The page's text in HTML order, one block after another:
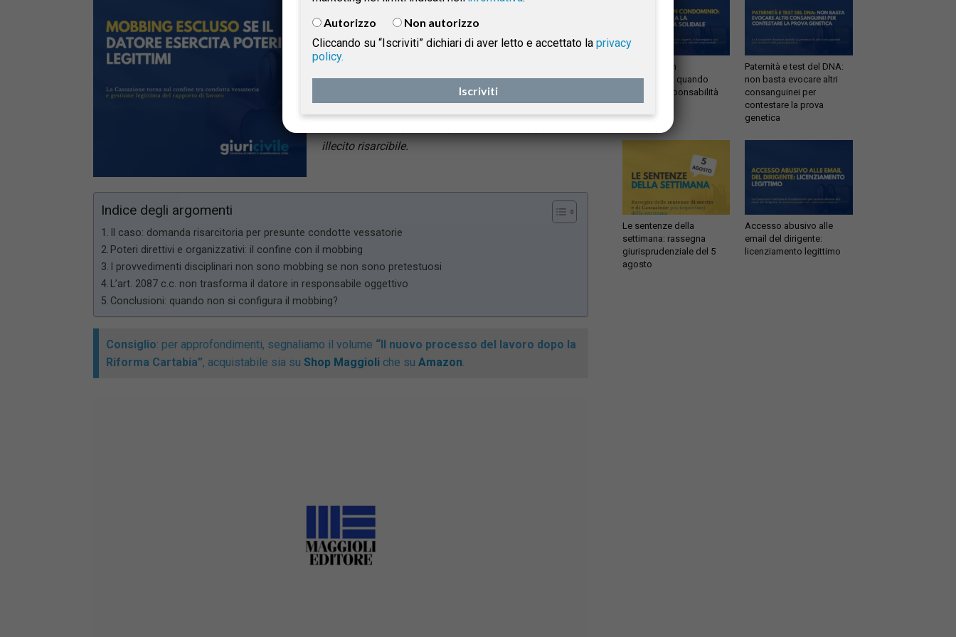
quando il lavoratore percepisce l’esercizio del potere
datoriale come una forma di pressione personale. La
sul confine tra condotta vessatoria e gestione
legittima del rapporto di lavoro, ribadendo che non
illecito risarcibile.
Indice degli argomenti
Il caso: domanda risarcitoria per presunte condotte vessatorie
Poteri direttivi e organizzativi: il confine con il mobbing
I provvedimenti disciplinari non sono mobbing se non sono pretestuosi
L’art. 2087 c.c. non trasforma il datore in responsabile oggettivo
Conclusioni: quando non si configura il mobbing?
Consiglio: per approfondimenti, segnaliamo il volume “Il nuovo processo del lavoro dopo la
Riforma Cartabia”, acquistabile sia su Shop Maggioli che su Amazon.
Infiltrazioni in
condominio: quando
scatta la responsabilità
solidale
Paternità e test del DNA:
non basta evocare altri
consanguinei per
contestare la prova
genetica
Le sentenze della
settimana: rassegna
giurisprudenziale del 5
agosto
Accesso abusivo alle
email del dirigente:
licenziamento legittimo
Autorizzo
Non autorizzo
Cliccando su “Iscriviti” dichiari di aver letto e accettato la privacy
policy.
Iscriviti